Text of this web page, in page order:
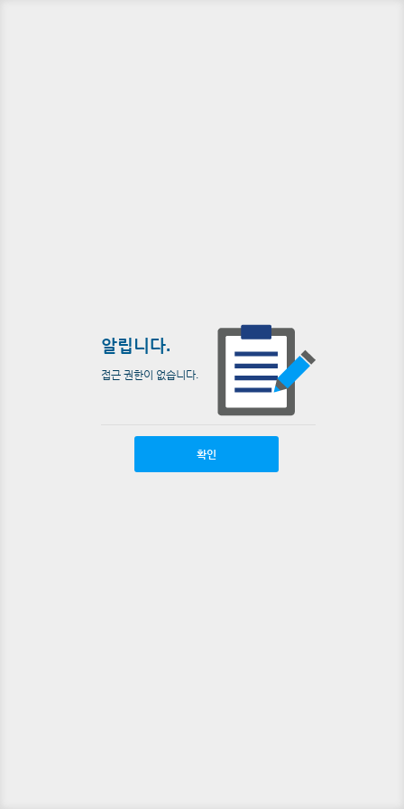
알립니다.
접근 권한이 없습니다.